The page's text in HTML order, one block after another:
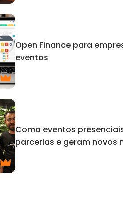
Open Finance para
eventos
Como eventos
parcerias e geram novos